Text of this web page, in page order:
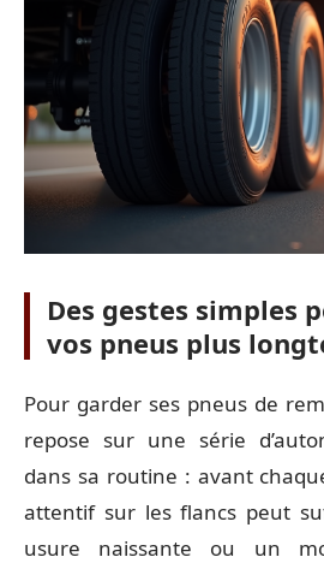
Des gestes simples
vos pneus plus
Pour garder ses pneus de
repose sur une série
dans sa routine : avant
attentif sur les flancs peut
usure naissante ou un